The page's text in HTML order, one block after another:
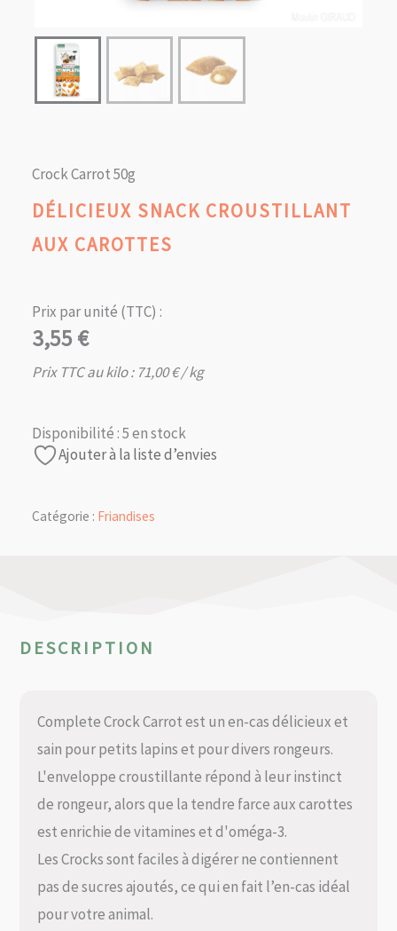
Crock Carrot 50g
DÉLICIEUX SNACK CROUSTILLANT
AUX CAROTTES
Prix par unité (TTC) :
3,55€
Prix TTC au kilo : 71,00€/ kg
Disponibilité :5 en stock
Ajouter à la liste d’envies
Catégorie : Friandises
DESCRIPTION
Complete Crock Carrot est un en-cas délicieux et
sain pour petits lapins et pour divers rongeurs.
L'enveloppe croustillante répond à leur instinct
de rongeur, alors que la tendre farce aux carottes
est enrichie de vitamines et d'oméga-3.
Les Crocks sont faciles à digérer ne contiennent
pas de sucres ajoutés, ce qui en fait l’en-cas idéal
pour votre animal.